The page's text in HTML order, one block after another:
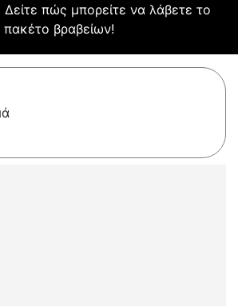
Δείτε πώς μπορείτε να λάβετε το
πακέτο βραβείων!